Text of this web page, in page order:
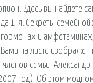
Здесь вы найдете
1-я. Секреты
гормонах и
на листе изображен
семьи. Александр
год): Об этом